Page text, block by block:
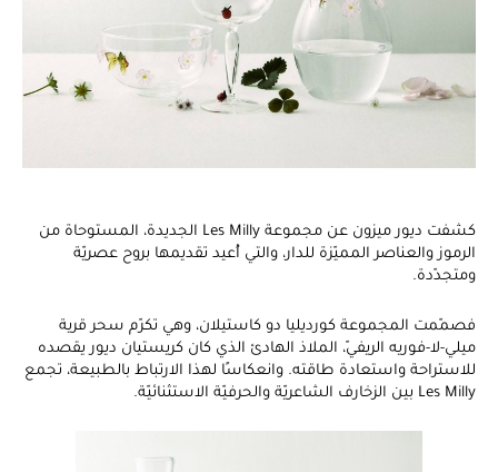
كشفت ديور ميزون عن مجموعة Les Milly الجديدة، المستوحاة من
الرموز والعناصر المميّزة للدار، والتي أُعيد تقديمها بروح عصريّة
ومتجدّدة.
فصمّمت المجموعة كورديليا دو كاستيلان، وهي تكرّم سحر قرية
ميلي-لا-فوريه الريفيّ، الملاذ الهادئ الذي كان كريستيان ديور يقصده
للاستراحة واستعادة طاقته. وانعكاسًا لهذا الارتباط بالطبيعة، تجمع
Les Milly بين الزخارف الشاعريّة والحرفيّة الاستثنائيّة.